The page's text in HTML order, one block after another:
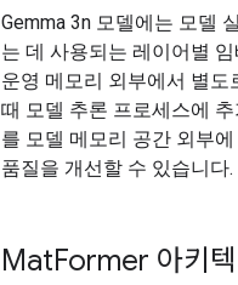
Gemma 3n 모델에는 모델
는 데 사용되는 레이어별
운영 메모리 외부에서 별
때 모델 추론 프로세스에
를 모델 메모리 공간 외부
품질을 개선할 수 있습니다.
MatFormer 아키